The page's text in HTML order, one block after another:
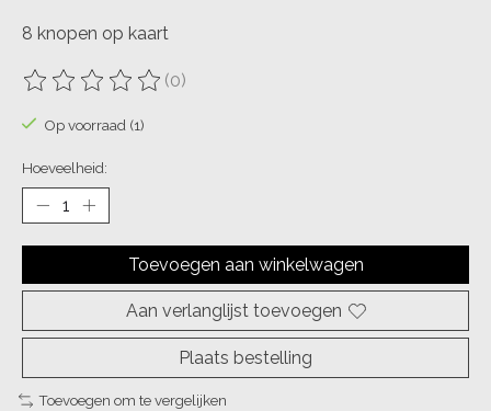
8 knopen op kaart
De beoordeling van dit product is
(0)
Op voorraad (1)
Hoeveelheid:
Toevoegen aan winkelwagen
Aan verlanglijst toevoegen
Plaats bestelling
Toevoegen om te vergelijken